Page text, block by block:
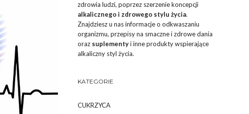
zdrowia ludzi, poprzez szerzenie koncepcji
alkalicznego i zdrowego stylu życia.
Znajdziesz u nas informacje o odkwaszaniu
organizmu, przepisy na smaczne i zdrowe dania
oraz suplementyi inne produkty wspierające
alkaliczny styl życia.
KATEGORIE
CUKRZYCA